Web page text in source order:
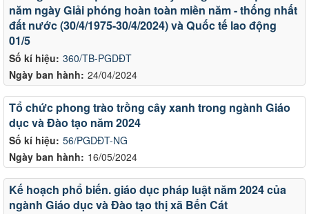
Số kí hiệu: 360/TB-PGDĐT
Ngày ban hành: 24/04/2024
năm ngày Giải phóng hoàn toàn miền năm - thống nhất
đất nước (30/4/1975-30/4/2024) và Quốc tế lao động
01/5
Số kí hiệu: 56/PGDĐT-NG
Ngày ban hành: 16/05/2024
Tổ chức phong trào trồng cây xanh trong ngành Giáo
dục và Đào tạo năm 2024
Kế hoạch phổ biến. giáo dục pháp luật năm 2024 của
ngành Giáo dục và Đào tạo thị xã Bến Cát